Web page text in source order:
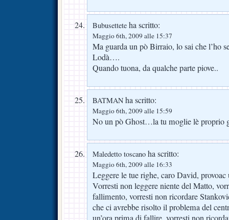
Bubusettete ha scritto:
Maggio 6th, 2009 alle 15:37
Ma guarda un pò Birraio, lo sai che l’ho
Lodà….
Quando tuona, da qualche parte piove..
BATMAN ha scritto:
Maggio 6th, 2009 alle 15:59
No un pò Ghost…la tu moglie lè proprio
Maledetto toscano ha scritto:
Maggio 6th, 2009 alle 16:33
Leggere le tue righe, caro David,
Vorresti non leggere niente del Matto,
fallimento, vorresti non ricordare
che ci avrebbe risolto il problema del
un’ora prima di fallire, vorresti non